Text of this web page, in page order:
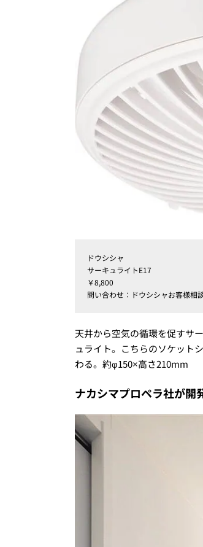
ドウシシャ
サーキュライトE17
￥8,800
問い合わせ：ドウシシャお客様
天井から空気の循環を促すサ
ュライト。こちらのソケット
わる。約φ150×高さ210mm
ナカシマプロペラ社が開